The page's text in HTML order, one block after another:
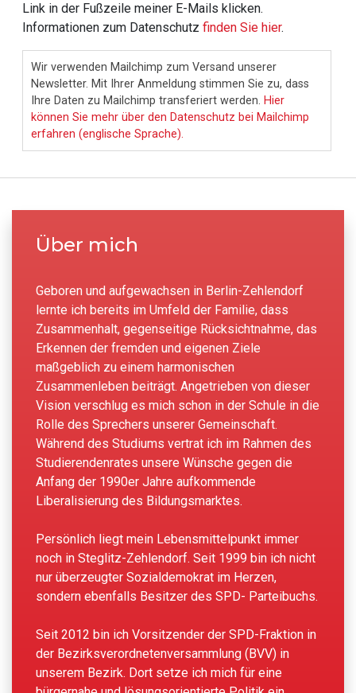
Link in der Fußzeile meiner E-Mails klicken.
Informationen zum Datenschutz finden Sie hier.
Wir verwenden Mailchimp zum Versand unserer
Newsletter. Mit Ihrer Anmeldung stimmen Sie zu, dass
Ihre Daten zu Mailchimp transferiert werden. Hier
können Sie mehr über den Datenschutz bei Mailchimp
erfahren (englische Sprache).
Über mich
Geboren und aufgewachsen in Berlin-Zehlendorf
lernte ich bereits im Umfeld der Familie, dass
Zusammenhalt, gegenseitige Rücksichtnahme, das
Erkennen der fremden und eigenen Ziele
maßgeblich zu einem harmonischen
Zusammenleben beiträgt. Angetrieben von dieser
Vision verschlug es mich schon in der Schule in die
Rolle des Sprechers unserer Gemeinschaft.
Während des Studiums vertrat ich im Rahmen des
Studierendenrates unsere Wünsche gegen die
Anfang der 1990er Jahre aufkommende
Liberalisierung des Bildungsmarktes.
Persönlich liegt mein Lebensmittelpunkt immer
noch in Steglitz-Zehlendorf. Seit 1999 bin ich nicht
nur überzeugter Sozialdemokrat im Herzen,
sondern ebenfalls Besitzer des SPD- Parteibuchs.
Seit 2012 bin ich Vorsitzender der SPD-Fraktion in
der Bezirksverordnetenversammlung (BVV) in
unserem Bezirk. Dort setze ich mich für eine